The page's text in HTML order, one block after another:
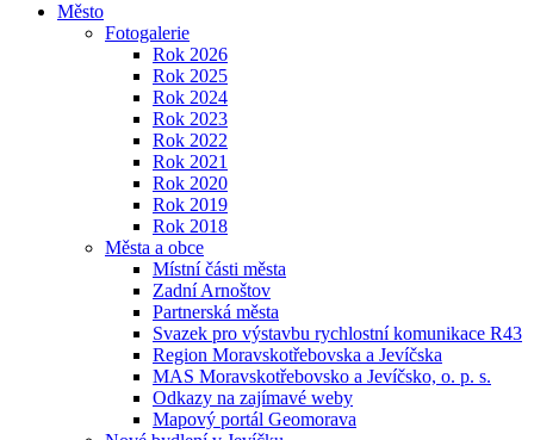
Město
Fotogalerie
Rok 2026
Rok 2025
Rok 2024
Rok 2023
Rok 2022
Rok 2021
Rok 2020
Rok 2019
Rok 2018
Města a obce
Místní části města
Zadní Arnoštov
Partnerská města
Svazek pro výstavbu rychlostní komunikace R43
Region Moravskotřebovska a Jevíčska
MAS Moravskotřebovsko a Jevíčsko, o. p. s.
Odkazy na zajímavé weby
Mapový portál Geomorava